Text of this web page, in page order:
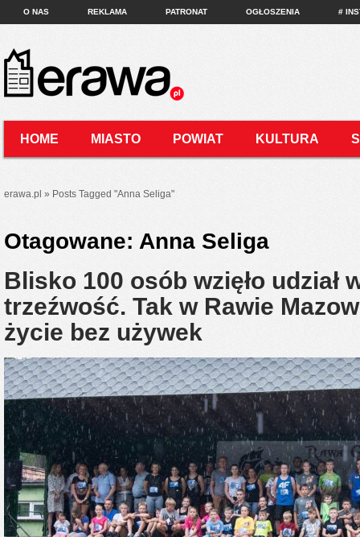
O NAS REKLAMA PATRONAT OGŁOSZENIA #
HOME MIASTO POWIAT KULTURA
erawa.pl » Posts Tagged "Anna Seliga"
Otagowane: Anna Seliga
Blisko 100 osób wzięło udział
trzeźwość. Tak w Rawie
życie bez używek